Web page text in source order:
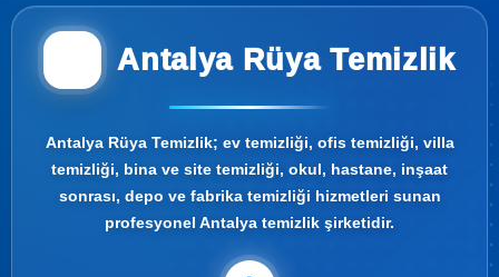
Antalya Rüya Temizlik
Antalya Rüya Temizlik; ev temizliği, ofis temizliği, villa
temizliği, bina ve site temizliği, okul, hastane, inşaat
sonrası, depo ve fabrika temizliği hizmetleri sunan
profesyonel Antalya temizlik şirketidir.